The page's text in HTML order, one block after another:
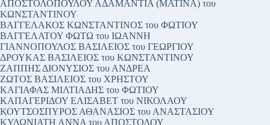
ΑΠΟΣΤΟΛΟΠΟΥΛΟΥ ΑΔΑΜΑΝΤΙΑ (ΜΑΤΙΝΑ) του
ΚΩΝΣΤΑΝΤΙΝΟΥ
ΒΑΓΓΕΛΑΚΟΣ ΚΩΝΣΤΑΝΤΙΝΟΣ του ΦΩΤΙΟΥ
ΒΑΓΓΕΛΑΤΟΥ ΦΩΤΩ του ΙΩΑΝΝΗ
ΓΙΑΝΝΟΠΟΥΛΟΣ ΒΑΣΙΛΕΙΟΣ του ΓΕΩΡΓΙΟΥ
ΔΡΟΥΚΑΣ ΒΑΣΙΛΕΙΟΣ του ΚΩΝΣΤΑΝΤΙΝΟΥ
ΖΑΠΠΗΣ ΔΙΟΝΥΣΙΟΣ του ΑΝΔΡΕΑ
ΖΩΤΟΣ ΒΑΣΙΛΕΙΟΣ του ΧΡΗΣΤΟΥ
ΚΑΓΙΑΦΑΣ ΜΙΛΤΙΑΔΗΣ του ΦΩΤΙΟΥ
ΚΑΠΑΓΕΡΙΔΟΥ ΕΛΙΣΑΒΕΤ του ΝΙΚΟΛΑΟΥ
ΚΟΥΤΣΟΣΠΥΡΟΣ ΑΘΑΝΑΣΙΟΣ του ΑΝΑΣΤΑΣΙΟΥ
ΚΥΔΩΝΙΑΤΗ ΑΝΝΑ του ΑΠΟΣΤΟΛΟΥ